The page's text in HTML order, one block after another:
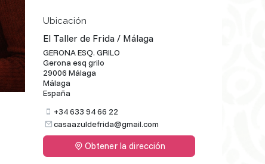
Ubicación
El Taller de Frida / Málaga
GERONA ESQ. GRILO
Gerona esq grilo
29006 Málaga
Málaga
España
+34 633 94 66 22
casaazuldefrida@gmail.com
Obtener la dirección